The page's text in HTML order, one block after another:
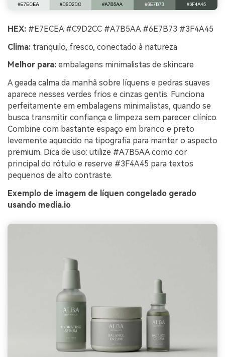
HEX: #E7ECEA #C9D2CC #A7B5AA #6E7B73 #3F4A45
Clima: tranquilo, fresco, conectado à natureza
Melhor para: embalagens minimalistas de skincare
A geada calma da manhã sobre líquens e pedras suaves
aparece nesses verdes frios e cinzas gentis. Funciona
perfeitamente em embalagens minimalistas, quando se
busca transmitir confiança e limpeza sem parecer clínico.
Combine com bastante espaço em branco e preto
levemente aquecido na tipografia para manter o aspecto
premium. Dica de uso: utilize #A7B5AA como cor
principal do rótulo e reserve #3F4A45 para textos
pequenos de alto contraste.
Exemplo de imagem de líquen congelado gerado
usando media.io